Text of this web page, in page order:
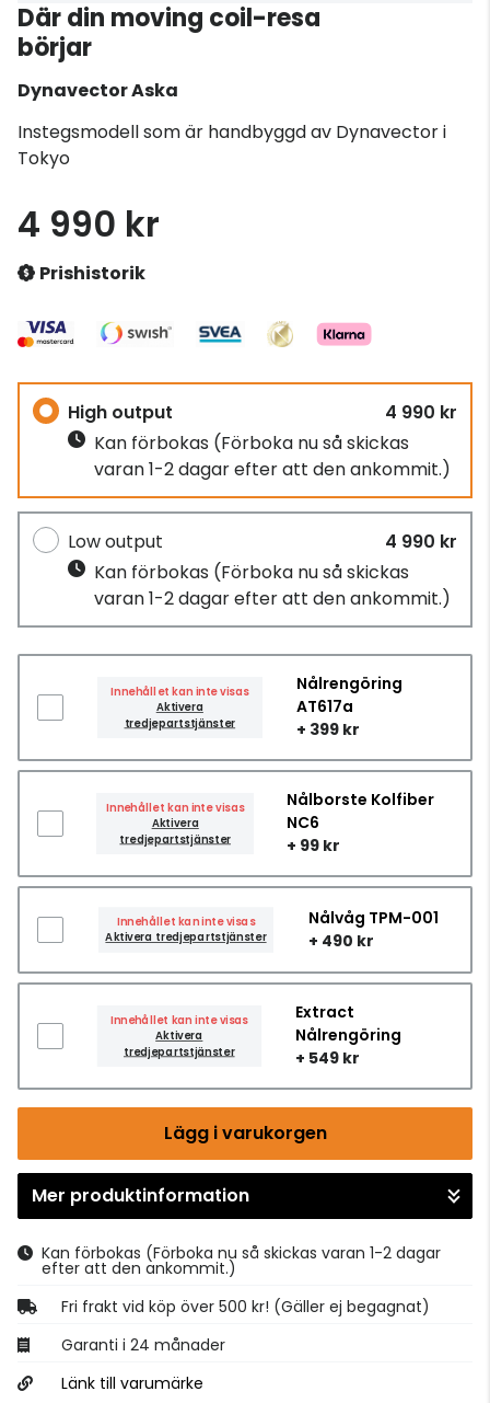
Där din moving coil-resa
börjar
DynavectorAska
Instegsmodell som är handbyggd av Dynavector i
Tokyo
4 990 kr
Prishistorik
High output
4 990 kr
Kan förbokas (Förboka nu så skickas
varan 1-2 dagar efter att den ankommit.)
Low output
4 990 kr
Kan förbokas (Förboka nu så skickas
varan 1-2 dagar efter att den ankommit.)
Innehållet kan inte visas
Aktivera
tredjepartstjänster
Nålrengöring
AT617a
+ 399 kr
Innehållet kan inte visas
Aktivera
tredjepartstjänster
Nålborste Kolfiber
NC6
+ 99 kr
Innehållet kan inte visas
Aktivera tredjepartstjänster
Nålvåg TPM-001
+ 490 kr
Innehållet kan inte visas
Aktivera
tredjepartstjänster
Extract
Nålrengöring
+ 549 kr
Lägg i varukorgen
Gå till kassan
Mer produktinformation
Kan förbokas (Förboka nu så skickas varan 1-2 dagar
efter att den ankommit.)
Fri frakt vid köp över 500 kr! (Gäller ej begagnat)
Garanti i 24 månader
Länk till varumärke